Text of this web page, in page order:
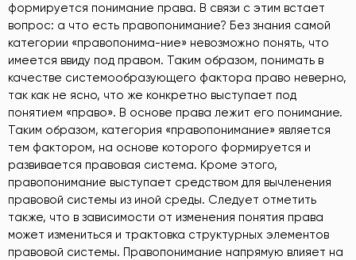
формируется понимание права. В связи с этим встает
вопрос: а что есть правопонимание? Без знания самой
категории «правопонима-ние» невозможно понять, что
имеется ввиду под правом. Таким образом, понимать в
качестве системообразующего фактора право неверно,
так как не ясно, что же конкретно выступает под
понятием «право». В основе права лежит его понимание.
Таким образом, категория «правопонимание» является
тем фактором, на основе которого формируется и
развивается правовая система. Кроме этого,
правопонимание выступает средством для вычленения
правовой системы из иной среды. Следует отметить
также, что в зависимости от изменения понятия права
может измениться и трактовка структурных элементов
правовой системы. Правопонимание напрямую влияет на